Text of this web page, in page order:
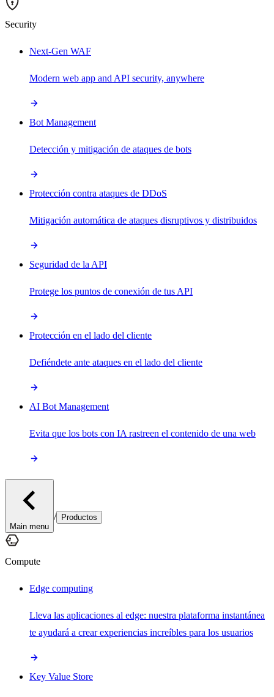
Security
Next-Gen WAF
Modern web app and API security, anywhere
Bot Management
Detección y mitigación de ataques de bots
Protección contra ataques de DDoS
Mitigación automática de ataques disruptivos y distribuidos
Seguridad de la API
Protege los puntos de conexión de tus API
Protección en el lado del cliente
Defiéndete ante ataques en el lado del cliente
AI Bot Management
Evita que los bots con IA rastreen el contenido de una web
Main menu
/ Productos
Compute
Edge computing
Lleva las aplicaciones al edge: nuestra plataforma instantánea
te ayudará a crear experiencias increíbles para los usuarios
Key Value Store